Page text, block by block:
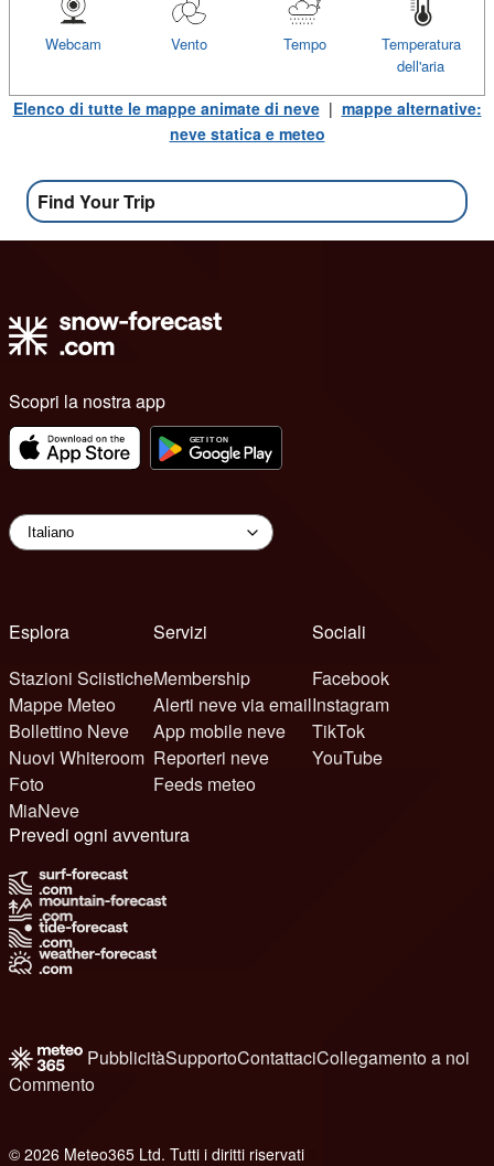
Temperatura
dell'aria
Tempo
Vento
Webcam
Elenco di tutte le mappe animate di neve| mappe alternative:
neve statica e meteo
Find Your Trip
Scopri la nostra app
Esplora
Stazioni Sciistiche
Mappe Meteo
Bollettino Neve
Nuovi Whiteroom
Foto
MiaNeve
Servizi
Membership
Alerti neve via email
App mobile neve
Reporteri neve
Feeds meteo
Sociali
Facebook
Instagram
TikTok
YouTube
Prevedi ogni avventura
PubblicitàSupportoContattaciCollegamento a noi
Commento
© 2026 Meteo365 Ltd. Tutti i diritti riservati